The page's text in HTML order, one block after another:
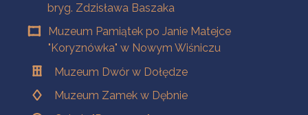
bryg. Zdzisława Baszaka
Muzeum Pamiątek po Janie Matejce
"Koryznówka" w Nowym Wiśniczu
Muzeum Dwór w Dołędze
Muzeum Zamek w Dębnie